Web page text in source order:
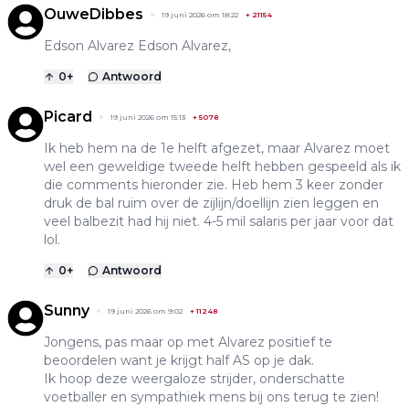
OuweDibbes 19 juni 2026 om 18:22 + 21154
Edson Alvarez Edson Alvarez,
0+ Antwoord
Picard 19 juni 2026 om 15:13 +5078
Ik heb hem na de 1e helft afgezet, maar Alvarez moet
wel een geweldige tweede helft hebben gespeeld als ik
die comments hieronder zie. Heb hem 3 keer zonder
druk de bal ruim over de zijlijn/doellijn zien leggen en
veel balbezit had hij niet. 4-5 mil salaris per jaar voor dat
lol.
0+ Antwoord
Sunny 19 juni 2026 om 9:02 +11248
Jongens, pas maar op met Alvarez positief te
beoordelen want je krijgt half AS op je dak.
Ik hoop deze weergaloze strijder, onderschatte
voetballer en sympathiek mens bij ons terug te zien!